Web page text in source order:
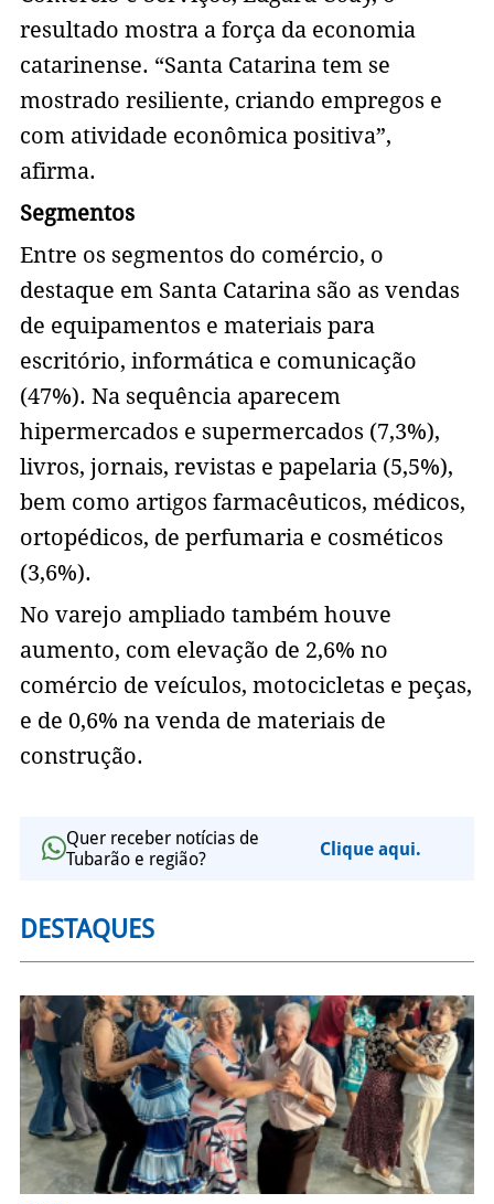
resultado mostra a força da economia
catarinense. “Santa Catarina tem se
mostrado resiliente, criando empregos e
com atividade econômica positiva”,
afirma.
Segmentos
Entre os segmentos do comércio, o
destaque em Santa Catarina são as vendas
de equipamentos e materiais para
escritório, informática e comunicação
(47%). Na sequência aparecem
hipermercados e supermercados (7,3%),
livros, jornais, revistas e papelaria (5,5%),
bem como artigos farmacêuticos, médicos,
ortopédicos, de perfumaria e cosméticos
(3,6%).
No varejo ampliado também houve
aumento, com elevação de 2,6% no
comércio de veículos, motocicletas e peças,
e de 0,6% na venda de materiais de
construção.
Quer receber notícias de
Tubarão e região?
Clique aqui.
DESTAQUES